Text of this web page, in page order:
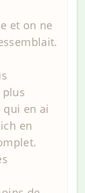
et on ne
en ai
en